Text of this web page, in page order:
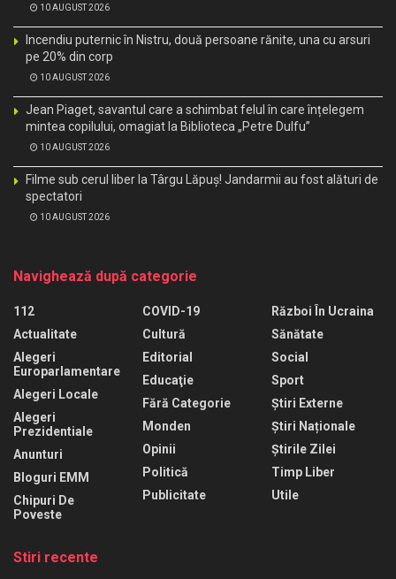
10 AUGUST 2026
Incendiu puternic în Nistru, două persoane rănite, una cu arsuri
pe 20% din corp
10 AUGUST 2026
Jean Piaget, savantul care a schimbat felul în care înțelegem
mintea copilului, omagiat la Biblioteca „Petre Dulfu”
10 AUGUST 2026
Filme sub cerul liber la Târgu Lăpuș! Jandarmii au fost alături de
spectatori
10 AUGUST 2026
Navighează după categorie
112
Actualitate
Alegeri
Europarlamentare
Alegeri Locale
Alegeri
Prezidentiale
Anunturi
Bloguri EMM
Chipuri De
Poveste
COVID-19
Cultură
Editorial
Educaţie
Fără Categorie
Monden
Opinii
Politică
Publicitate
Război În Ucraina
Sănătate
Social
Sport
Știri Externe
Știri Naționale
Știrile Zilei
Timp Liber
Utile
Stiri recente